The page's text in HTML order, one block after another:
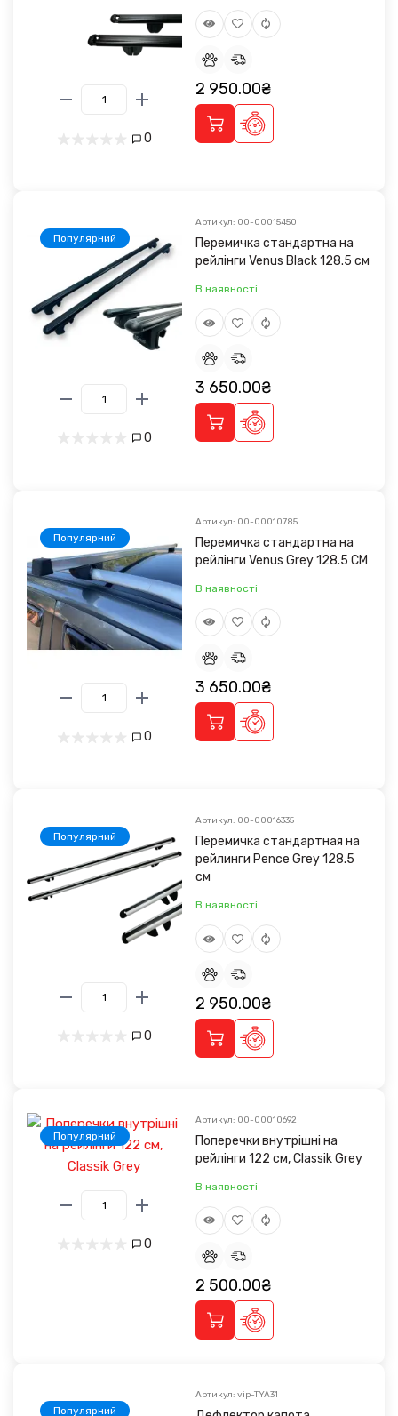
0
2 950.00₴
Популярний
0
Артикул: 00-00015450
Перемичка стандартна на
рейлінги Venus Black 128.5 см
В наявності
3 650.00₴
Популярний
0
Артикул: 00-00010785
Перемичка стандартна на
рейлінги Venus Grey 128.5 CM
В наявності
3 650.00₴
Популярний
0
Артикул: 00-00016335
Перемичка стандартная на
рейлинги Pence Grey 128.5
см
В наявності
2 950.00₴
Популярний
0
Артикул: 00-00010692
Поперечки внутрішні на
рейлінги 122 см, Classik Grey
В наявності
2 500.00₴
Популярний
Артикул: vip-TYA31